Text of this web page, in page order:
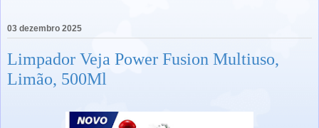
03 dezembro 2025
Limpador Veja Power Fusion Multiuso,
Limão, 500Ml